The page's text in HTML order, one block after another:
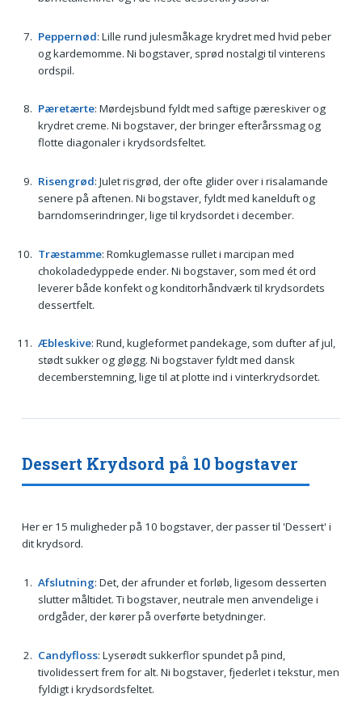
Peppernød: Lille rund julesmåkage krydret med hvid peber
og kardemomme. Ni bogstaver, sprød nostalgi til vinterens
ordspil.
Pæretærte: Mørdejsbund fyldt med saftige pæreskiver og
krydret creme. Ni bogstaver, der bringer efterårssmag og
flotte diagonaler i krydsordsfeltet.
Risengrød: Julet risgrød, der ofte glider over i risalamande
senere på aftenen. Ni bogstaver, fyldt med kanelduft og
barndomserindringer, lige til krydsordet i december.
Træstamme: Romkuglemasse rullet i marcipan med
chokoladedyppede ender. Ni bogstaver, som med ét ord
leverer både konfekt og konditorhåndværk til krydsordets
dessertfelt.
Æbleskive: Rund, kugleformet pandekage, som dufter af jul,
stødt sukker og gløgg. Ni bogstaver fyldt med dansk
decemberstemning, lige til at plotte ind i vinterkrydsordet.
Dessert Krydsord på 10 bogstaver
Her er 15 muligheder på 10 bogstaver, der passer til 'Dessert' i
dit krydsord.
Afslutning: Det, der afrunder et forløb, ligesom desserten
slutter måltidet. Ti bogstaver, neutrale men anvendelige i
ordgåder, der kører på overførte betydninger.
Candyfloss: Lyserødt sukkerflor spundet på pind,
tivolidessert frem for alt. Ni bogstaver, fjederlet i tekstur, men
fyldigt i krydsordsfeltet.